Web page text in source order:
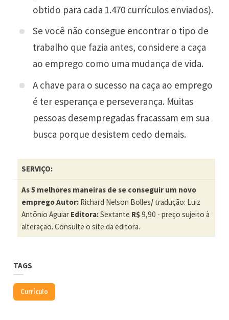
obtido para cada 1.470 currículos enviados).
Se você não consegue encontrar o tipo de
trabalho que fazia antes, considere a caça
ao emprego como uma mudança de vida.
A chave para o sucesso na caça ao emprego
é ter esperança e perseverança. Muitas
pessoas desempregadas fracassam em sua
busca porque desistem cedo demais.
SERVIÇO:
As 5 melhores maneiras de se conseguir um novo
empregoAutor: Richard Nelson Bolles/ tradução: Luiz
Antônio Aguiar Editora:Sextante R$9,90 - preço sujeito à
alteração. Consulte o site da editora.
TAGS
Currículo